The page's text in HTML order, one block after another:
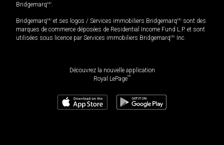
BridgemarqMD.
BridgemarqMD et ses logos / Services immobiliers BridgemarqMD sont des
marques de commerce déposées de Residential Income Fund L.P. et sont
utilisées sous licence par Services immobiliers BridgemarqMD Inc.
Découvrez la nouvelle application
Royal LePageMD